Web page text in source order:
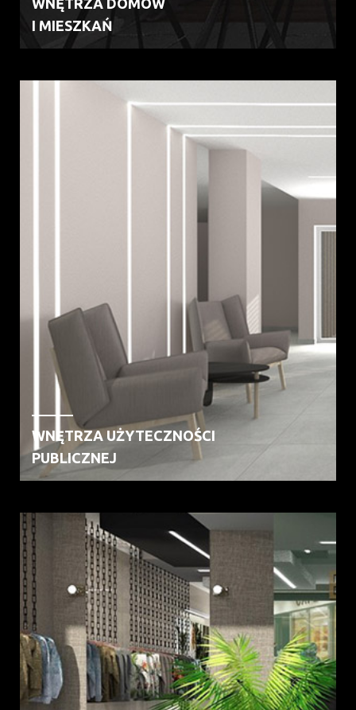
WNĘTRZA DOMÓW
I MIESZKAŃ
WNĘTRZA UŻYTECZNOŚCI
PUBLICZNEJ